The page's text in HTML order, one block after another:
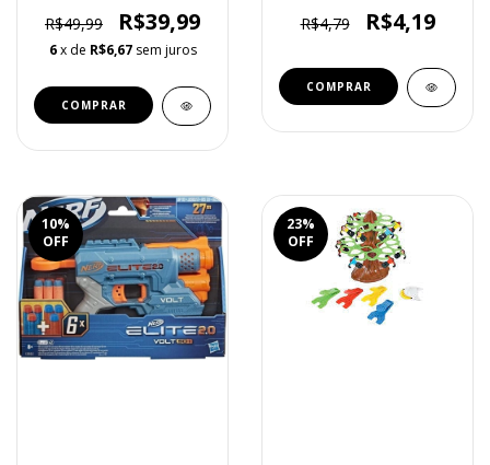
R$49,99 R$39,99
6 x de R$6,67 sem juros
R$4,79 R$4,19
10%
OFF
23%
OFF